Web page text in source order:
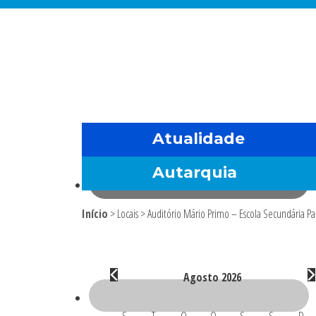
Saltar
Skip
Saltar
Saltar
Atualidade
Autarquia
Início > Locais > Auditório Mário Primo – Escola Secundária
EventosAgosto 2026